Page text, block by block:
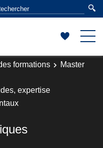
formations
Master
expertise